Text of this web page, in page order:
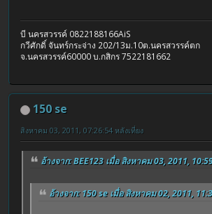
บี นครสวรรค์ 0822188166AiS
กวีศักดิ์ จันทร์กระจ่าง 202/13ม.10ต.นครสวรรค์ตก
จ.นครสวรรค์60000 บ.กสิกร 7522181662
150 se
สิงหาคม 03, 2011, 07:26:54 หลังเที่ยง
อ้างจาก: BEE123 เมื่อ สิงหาคม 03, 2011,
อ้างจาก: 150 se เมื่อ สิงหาคม 02, 2011,